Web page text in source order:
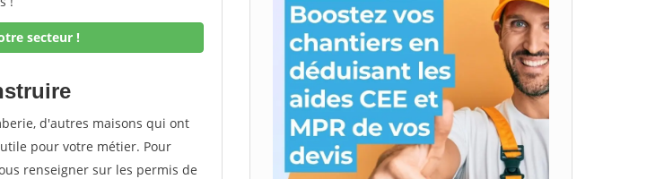
secteur !
d'autres maisons qui ont
pour votre métier. Pour
renseigner sur les permis de